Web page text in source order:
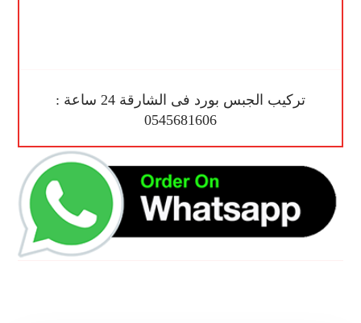
تركيب الجبس بورد فى الشارقة 24 ساعة :
0545681606